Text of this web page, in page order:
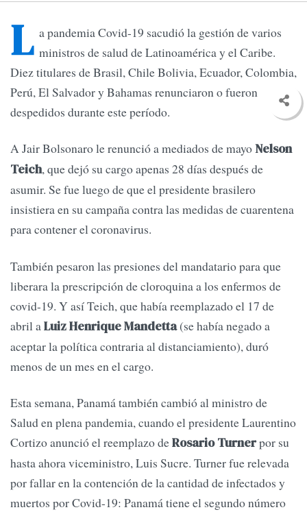
L a pandemia Covid-19 sacudió la gestión de varios
ministros de salud de Latinoamérica y el Caribe.
Diez titulares de Brasil, Chile Bolivia, Ecuador, Colombia,
Perú, El Salvador y Bahamas renunciaron o fueron
despedidos durante este período.
A Jair Bolsonaro le renunció a mediados de mayoNelson
Teich, que dejó su cargo apenas 28 días después de
asumir. Se fue luego de que el presidente brasilero
insistiera en su campaña contra las medidas de cuarentena
para contener el coronavirus.
También pesaron las presiones del mandatario para que
liberara la prescripción de cloroquina a los enfermos de
covid-19. Y así Teich, que había reemplazado el 17 de
abril aLuiz Henrique Mandetta(se había negado a
aceptar la política contraria al distanciamiento), duró
menos de un mes en el cargo.
Esta semana, Panamá también cambió al ministro de
Salud en plena pandemia, cuando el presidente Laurentino
Cortizo anunció el reemplazo deRosario Turnerpor su
hasta ahora viceministro, Luis Sucre. Turner fue relevada
por fallar en la contención de la cantidad de infectados y
muertos por Covid-19: Panamá tiene el segundo número